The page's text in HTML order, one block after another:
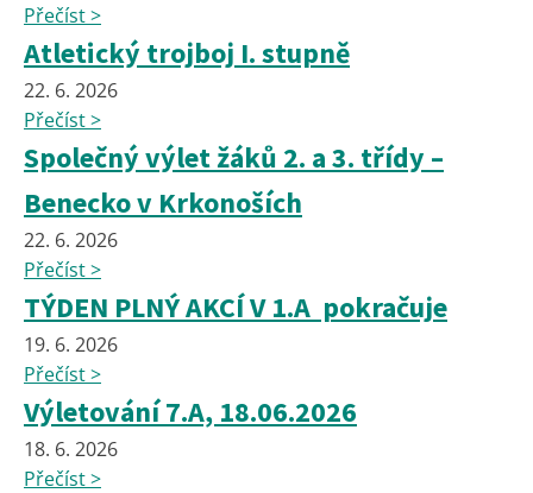
Přečíst >
Atletický trojboj I. stupně
22. 6. 2026
Přečíst >
Společný výlet žáků 2. a 3. třídy –
Benecko v Krkonoších
22. 6. 2026
Přečíst >
TÝDEN PLNÝ AKCÍ V 1.A pokračuje
19. 6. 2026
Přečíst >
Výletování 7.A, 18.06.2026
18. 6. 2026
Přečíst >